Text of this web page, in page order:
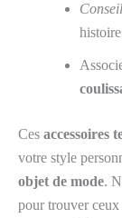
Ces accessoires
votre style
objet de mode.
pour trouver